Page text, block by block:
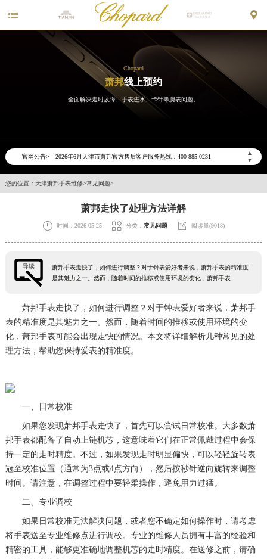
 
Chopard
萧邦线上预约
全面解决走时故障、手表进水、卡针等腕表问题。
官网公告>
▲
▼
节假日正常营业！
您的位置： 天津萧邦手表维修>常见问题>
萧邦走快了处理方法详解
 时间：2026-05-25  分类： 常见问题  阅读量(9018)
导读
萧邦手表走快了，如何进行调整？对于钟表爱好者来说，萧邦手表的精准度
是其魅力之一。然而，随着时间的推移或使用环境的变化，萧邦手表
萧邦手表走快了，如何进行调整？对于钟表爱好者来说，萧邦手
表的精准度是其魅力之一。然而，随着时间的推移或使用环境的变
化，萧邦手表可能会出现走快的情况。本文将详细解析几种常见的处
理方法，帮助您保持爱表的精准度。
一、日常校准
如果您发现萧邦手表走快了，首先可以尝试日常校准。大多数萧
邦手表都配备了自动上链机芯，这意味着它们在正常佩戴过程中会保
持一定的走时精度。不过，如果发现走时明显偏快，可以轻轻旋转表
冠至校准位置（通常为3点或4点方向），然后按秒针逆向旋转来调整
时间。请注意，在调整过程中要轻柔操作，避免用力过猛。
二、专业调校
如果日常校准无法解决问题，或者您不确定如何操作时，请考虑
将手表送至专业维修点进行调校。专业的维修人员拥有丰富的经验和
精密的工具，能够更准确地调整机芯的走时精度。在送修之前，请确